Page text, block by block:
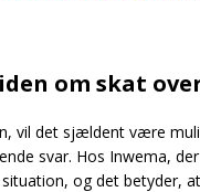
om skat
vil det sjældent være
svar. Hos Inwema,
og det betyder,